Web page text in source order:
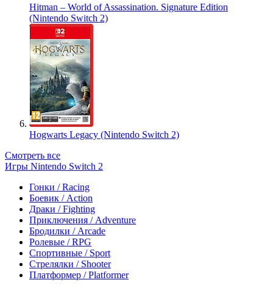
Hitman – World of Assassination. Signature Edition
(Nintendo Switch 2)
Hogwarts Legacy (Nintendo Switch 2)
Смотреть все
Игры Nintendo Switch 2
Гонки / Racing
Боевик / Action
Драки / Fighting
Приключения / Adventure
Бродилки / Arcade
Ролевые / RPG
Спортивные / Sport
Стрелялки / Shooter
Платформер / Platformer